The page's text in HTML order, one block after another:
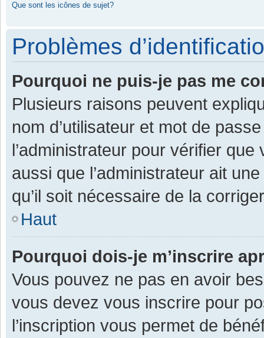
Que sont les icônes de sujet?
Problèmes
Pourquoi ne puis-je pas me
Plusieurs raisons peuvent
nom d’utilisateur et mot de
l’administrateur pour vérifier
aussi que l’administrateur ait
qu’il soit nécessaire de la
Haut
Pourquoi dois-je m’inscrire
Vous pouvez ne pas en avoir
vous devez vous inscrire pour
l’inscription vous permet de